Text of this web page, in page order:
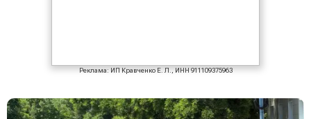
Реклама: ИП Кравченко Е. Л., ИНН 911109375963